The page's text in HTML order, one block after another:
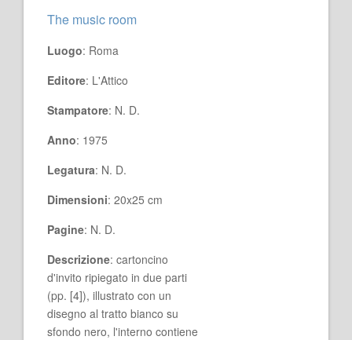
The music room
Luogo: Roma
Editore: L'Attico
Stampatore: N. D.
Anno: 1975
Legatura: N. D.
Dimensioni: 20x25 cm
Pagine: N. D.
Descrizione: cartoncino
d'invito ripiegato in due parti
(pp. [4]), illustrato con un
disegno al tratto bianco su
sfondo nero, l'interno contiene